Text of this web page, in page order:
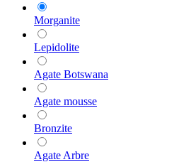
Morganite
Lepidolite
Agate Botswana
Agate mousse
Bronzite
Agate Arbre